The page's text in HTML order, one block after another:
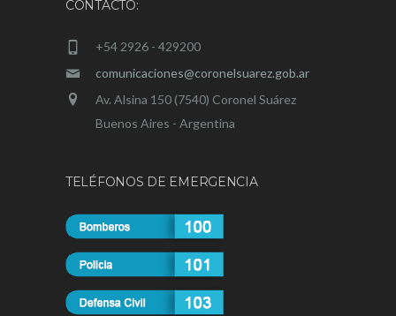
CONTACTO:
+54 2926 - 429200
comunicaciones@coronelsuarez.gob.ar
Av. Alsina 150 (7540) Coronel Suárez
Buenos Aires - Argentina
TELÉFONOS DE EMERGENCIA